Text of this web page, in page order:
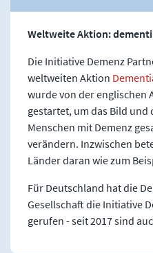
Weltweite Aktion:
Die Initiative Demenz
weltweiten Aktion
wurde von der englischen
gestartet, um das Bild und
Menschen mit Demenz
verändern. Inzwischen
Länder daran wie zum
Für Deutschland hat die
Gesellschaft die Initiative
gerufen - seit 2017 sind